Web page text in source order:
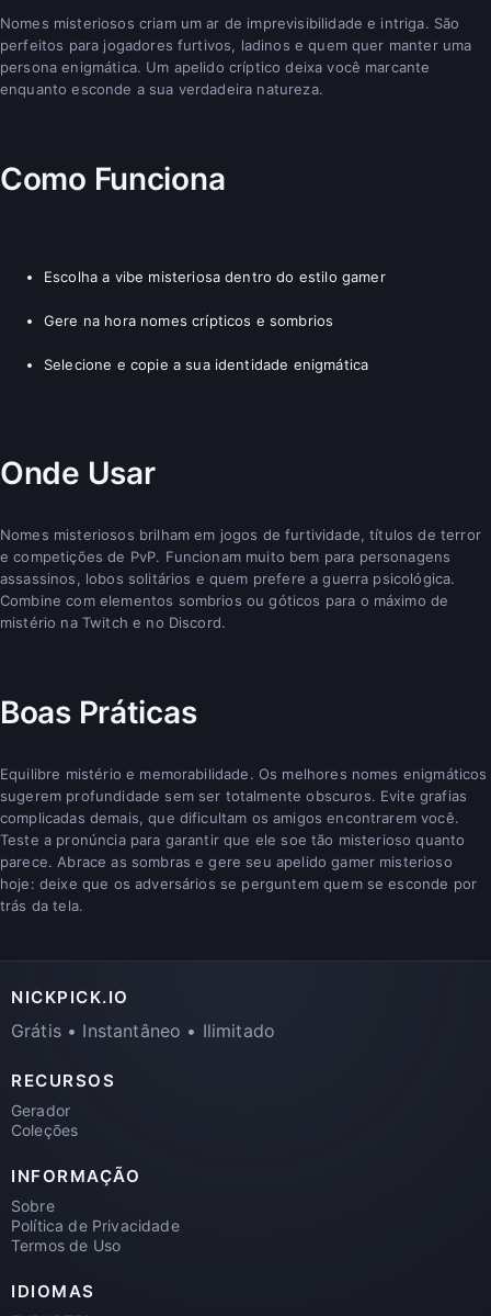
Nomes misteriosos criam um ar de imprevisibilidade e intriga. São
perfeitos para jogadores furtivos, ladinos e quem quer manter uma
persona enigmática. Um apelido críptico deixa você marcante
enquanto esconde a sua verdadeira natureza.
Como Funciona
Escolha a vibe misteriosa dentro do estilo gamer
Gere na hora nomes crípticos e sombrios
Selecione e copie a sua identidade enigmática
Onde Usar
Nomes misteriosos brilham em jogos de furtividade, títulos de terror
e competições de PvP. Funcionam muito bem para personagens
assassinos, lobos solitários e quem prefere a guerra psicológica.
Combine com elementos sombrios ou góticos para o máximo de
mistério na Twitch e no Discord.
Boas Práticas
Equilibre mistério e memorabilidade. Os melhores nomes enigmáticos
sugerem profundidade sem ser totalmente obscuros. Evite grafias
complicadas demais, que dificultam os amigos encontrarem você.
Teste a pronúncia para garantir que ele soe tão misterioso quanto
parece. Abrace as sombras e gere seu apelido gamer misterioso
hoje: deixe que os adversários se perguntem quem se esconde por
trás da tela.
NICKPICK.IO
Grátis • Instantâneo • Ilimitado
RECURSOS
Gerador
Coleções
INFORMAÇÃO
Sobre
Política de Privacidade
Termos de Uso
IDIOMAS